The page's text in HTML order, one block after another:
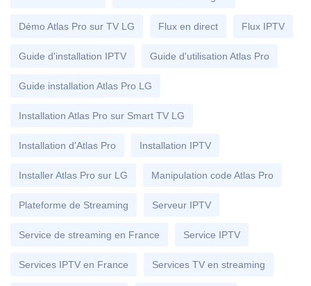
Démo Atlas Pro sur TV LG Flux en direct Flux IPTV
Guide d'installation IPTV Guide d'utilisation Atlas Pro
Guide installation Atlas Pro LG
Installation Atlas Pro sur Smart TV LG
Installation d'Atlas Pro Installation IPTV
Installer Atlas Pro sur LG Manipulation code Atlas Pro
Plateforme de Streaming Serveur IPTV
Service de streaming en France Service IPTV
Services IPTV en France Services TV en streaming